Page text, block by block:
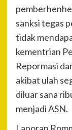
sanksi tegas
tidak
kementrian
Repormasi
akibat ulah
diluar sana
menjadi ASN.